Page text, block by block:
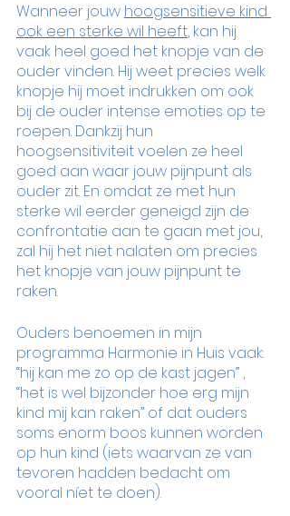
Wanneer jouw hoogsensitieve kind
ook een sterke wil heeft, kan hij
vaak heel goed het knopje van de
ouder vinden. Hij weet precies welk
knopje hij moet indrukken om ook
bij de ouder intense emoties op te
roepen. Dankzij hun
hoogsensitiviteit voelen ze heel
goed aan waar jouw pijnpunt als
ouder zit. En omdat ze met hun
sterke wil eerder geneigd zijn de
confrontatie aan te gaan met jou,
zal hij het niet nalaten om precies
het knopje van jouw pijnpunt te
raken.
Ouders benoemen in mijn
programma Harmonie in Huis vaak:
“hij kan me zo op de kast jagen” ,
“het is wel bijzonder hoe erg mijn
kind mij kan raken” of dat ouders
soms enorm boos kunnen worden
op hun kind (iets waarvan ze van
tevoren hadden bedacht om
vooral níet te doen).